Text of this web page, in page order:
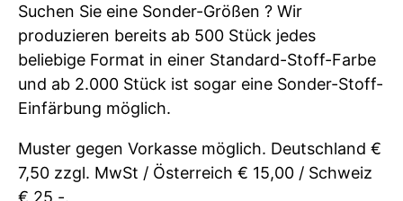
Suchen Sie eine Sonder-Größen ? Wir
produzieren bereits ab 500 Stück jedes
beliebige Format in einer Standard-Stoff-Farbe
und ab 2.000 Stück ist sogar eine Sonder-Stoff-
Einfärbung möglich.
Muster gegen Vorkasse möglich. Deutschland €
7,50 zzgl. MwSt / Österreich € 15,00 / Schweiz
€ 25,-.